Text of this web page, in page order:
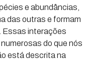
e abundâncias,
das outras e formam
Essas interações
do que nós
está descrita na